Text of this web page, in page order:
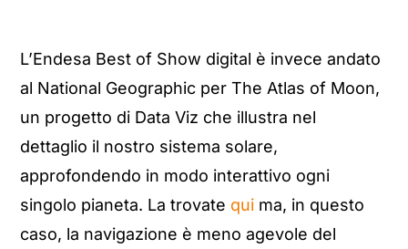
L’Endesa Best of Show digital è invece andato
al National Geographic per The Atlas of Moon,
un progetto di Data Viz che illustra nel
dettaglio il nostro sistema solare,
approfondendo in modo interattivo ogni
singolo pianeta. La trovate qui ma, in questo
caso, la navigazione è meno agevole del